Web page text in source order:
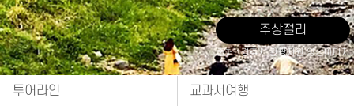
주상절리
출처 : 경주시 관광자원 영상이미지
투어라인 교과서여행